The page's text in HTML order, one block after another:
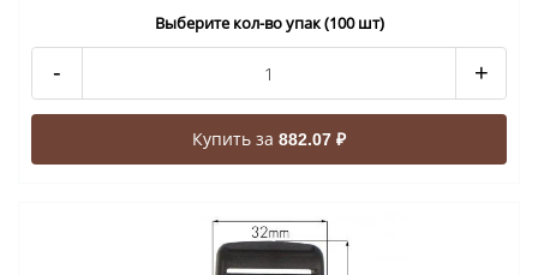
Выберите кол-во упак (100 шт)
- +
Купить за 882.07 ₽